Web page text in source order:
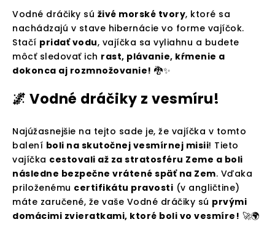
Vodné dráčiky sú živé morské tvory, ktoré sa
nachádzajú v stave hibernácie vo forme vajíčok.
Stačí pridať vodu, vajíčka sa vyliahnu a budete
môcť sledovať ich rast, plávanie, kŕmenie a
dokonca aj rozmnožovanie! 🐉✨
🌌 Vodné dráčiky z vesmíru!
Najúžasnejšie na tejto sade je, že vajíčka v tomto
balení boli na skutočnej vesmírnej misii! Tieto
vajíčka cestovali až za stratosféru Zeme a boli
následne bezpečne vrátené späť na Zem. Vďaka
priloženému certifikátu pravosti (v angličtine)
máte zaručené, že vaše Vodné dráčiky sú prvými
domácimi zvieratkami, ktoré boli vo vesmíre! 🚀🌍